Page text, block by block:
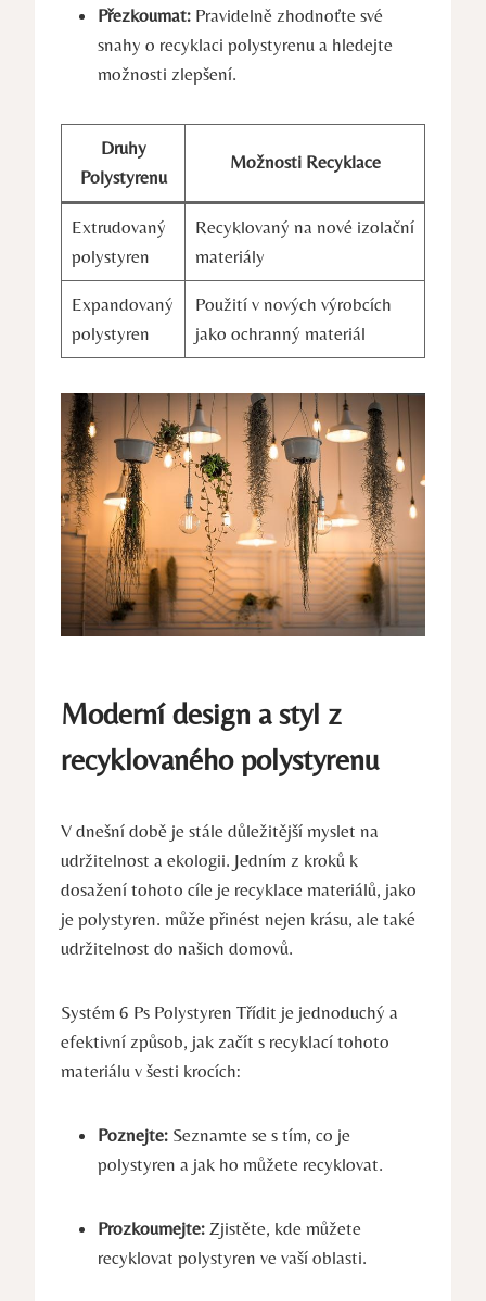
Přezkoumat: Pravidelně zhodnoťte své
snahy o recyklaci polystyrenu a hledejte
možnosti zlepšení.
Druhy
Polystyrenu
Možnosti Recyklace
Extrudovaný
polystyren
Recyklovaný na nové izolační
materiály
Expandovaný
polystyren
Použití v nových výrobcích
jako ochranný materiál
Moderní design a styl z
recyklovaného polystyrenu
V dnešní době je stále důležitější myslet na
udržitelnost a ekologii. Jedním z kroků k
dosažení tohoto cíle je recyklace materiálů, jako
je polystyren. může přinést nejen krásu, ale také
udržitelnost do našich domovů.
Systém 6 Ps Polystyren Třídit je jednoduchý a
efektivní způsob, jak začít s recyklací tohoto
materiálu v šesti krocích:
Poznejte: Seznamte se s tím, co je
polystyren a jak ho můžete recyklovat.
Prozkoumejte: Zjistěte, kde můžete
recyklovat polystyren ve vaší oblasti.